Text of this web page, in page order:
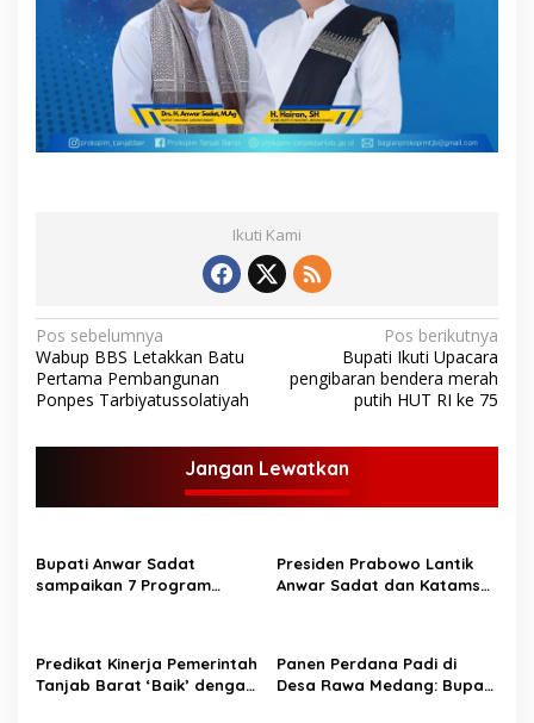
Ikuti Kami
N
a
v
i
a
i
s
Pos sebelumnya
Wabup BBS Letakkan Batu
Pertama Pembangunan
Ponpes Tarbiyatussolatiyah
Pos berikutnya
Bupati Ikuti Upacara
pengibaran bendera merah
putih HUT RI ke 75
Jangan Lewatkan
Bupati Anwar Sadat
sampaikan 7 Program
Presiden Prabowo Lantik
Anwar Sadat dan Katamso
Predikat Kinerja Pemerintah
Tanjab Barat ‘Baik’ dengan
Panen Perdana Padi di
Desa Rawa Medang: Bupati